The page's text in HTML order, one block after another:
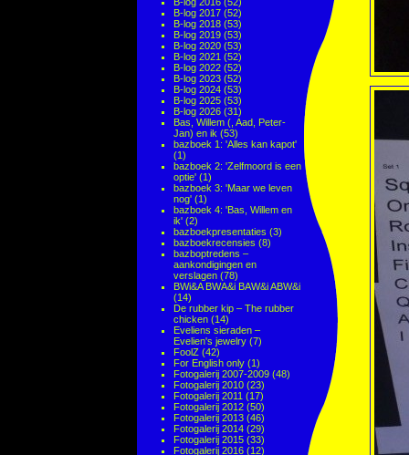
B-log 2017 (52)
B-log 2018 (53)
B-log 2019 (53)
B-log 2020 (53)
B-log 2021 (52)
B-log 2022 (52)
B-log 2023 (52)
B-log 2024 (53)
B-log 2025 (53)
B-log 2026 (31)
Bas, Willem (, Aad, Peter-
Jan) en ik (53)
bazboek 1: 'Alles kan kapot'
(1)
bazboek 2: 'Zelfmoord is een
optie' (1)
bazboek 3: 'Maar we leven
nog' (1)
bazboek 4: 'Bas, Willem en
ik' (2)
bazboekpresentaties (3)
bazboekrecensies (8)
bazboptredens –
aankondigingen en
verslagen (78)
BWi&A BWA&i BAW&i ABW&i
(14)
De rubber kip – The rubber
chicken (14)
Eveliens sieraden –
Evelien's jewelry (7)
FoolZ (42)
For English only (1)
Fotogalerij 2007-2009 (48)
Fotogalerij 2010 (23)
Fotogalerij 2011 (17)
Fotogalerij 2012 (50)
Fotogalerij 2013 (46)
Fotogalerij 2014 (29)
Fotogalerij 2015 (33)
Fotogalerij 2016 (12)